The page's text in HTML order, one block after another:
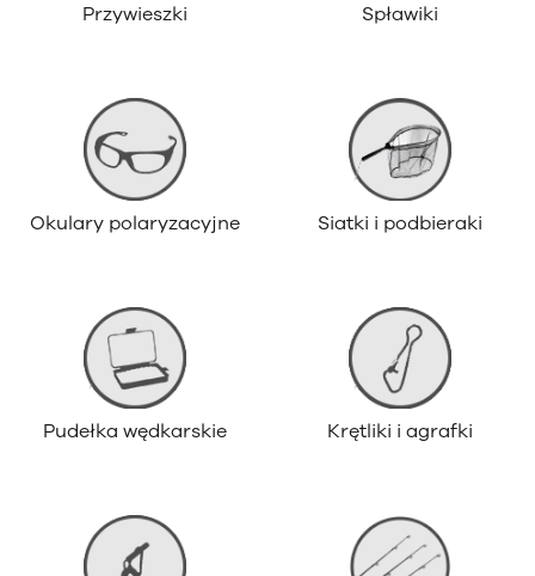
Przywieszki Spławiki
Okulary polaryzacyjne Siatki i podbieraki
Pudełka wędkarskie Krętliki i agrafki